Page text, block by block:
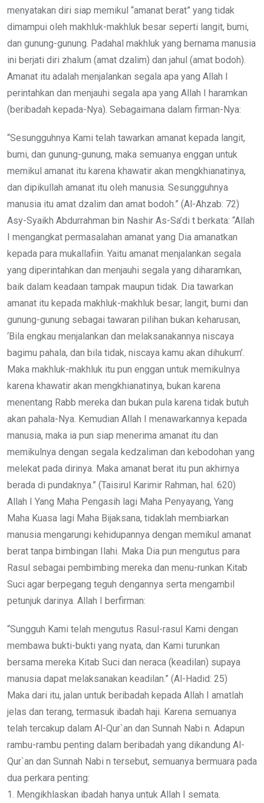
menyatakan diri siap memikul “amanat berat” yang tidak
dimampui oleh makhluk-makhluk besar seperti langit, bumi,
dan gunung-gunung. Padahal makhluk yang bernama manusia
ini berjati diri zhalum (amat dzalim) dan jahul (amat bodoh).
Amanat itu adalah menjalankan segala apa yang Allah I
perintahkan dan menjauhi segala apa yang Allah I haramkan
(beribadah kepada-Nya). Sebagaimana dalam firman-Nya:
“Sesungguhnya Kami telah tawarkan amanat kepada langit,
bumi, dan gunung-gunung, maka semuanya enggan untuk
memikul amanat itu karena khawatir akan mengkhianatinya,
dan dipikullah amanat itu oleh manusia. Sesungguhnya
manusia itu amat dzalim dan amat bodoh.” (Al-Ahzab: 72)
Asy-Syaikh Abdurrahman bin Nashir As-Sa’di t berkata: “Allah
I mengangkat permasalahan amanat yang Dia amanatkan
kepada para mukallafiin. Yaitu amanat menjalankan segala
yang diperintahkan dan menjauhi segala yang diharamkan,
baik dalam keadaan tampak maupun tidak. Dia tawarkan
amanat itu kepada makhluk-makhluk besar; langit, bumi dan
gunung-gunung sebagai tawaran pilihan bukan keharusan,
‘Bila engkau menjalankan dan melaksanakannya niscaya
bagimu pahala, dan bila tidak, niscaya kamu akan dihukum’.
Maka makhluk-makhluk itu pun enggan untuk memikulnya
karena khawatir akan mengkhianatinya, bukan karena
menentang Rabb mereka dan bukan pula karena tidak butuh
akan pahala-Nya. Kemudian Allah I menawarkannya kepada
manusia, maka ia pun siap menerima amanat itu dan
memikulnya dengan segala kedzaliman dan kebodohan yang
melekat pada dirinya. Maka amanat berat itu pun akhirnya
berada di pundaknya.” (Taisirul Karimir Rahman, hal. 620)
Allah I Yang Maha Pengasih lagi Maha Penyayang, Yang
Maha Kuasa lagi Maha Bijaksana, tidaklah membiarkan
manusia mengarungi kehidupannya dengan memikul amanat
berat tanpa bimbingan Ilahi. Maka Dia pun mengutus para
Rasul sebagai pembimbing mereka dan menu-runkan Kitab
Suci agar berpegang teguh dengannya serta mengambil
petunjuk darinya. Allah I berfirman:
“Sungguh Kami telah mengutus Rasul-rasul Kami dengan
membawa bukti-bukti yang nyata, dan Kami turunkan
bersama mereka Kitab Suci dan neraca (keadilan) supaya
manusia dapat melaksanakan keadilan.” (Al-Hadid: 25)
Maka dari itu, jalan untuk beribadah kepada Allah I amatlah
jelas dan terang, termasuk ibadah haji. Karena semuanya
telah tercakup dalam Al-Qur`an dan Sunnah Nabi n. Adapun
rambu-rambu penting dalam beribadah yang dikandung Al-
Qur`an dan Sunnah Nabi n tersebut, semuanya bermuara pada
dua perkara penting:
1. Mengikhlaskan ibadah hanya untuk Allah I semata.